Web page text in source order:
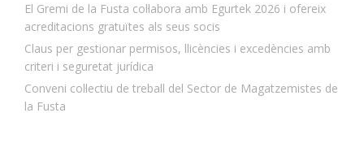
El Gremi de la Fusta col·labora amb Egurtek 2026 i ofereix
acreditacions gratuïtes als seus socis
Claus per gestionar permisos, llicències i excedències amb
criteri i seguretat jurídica
Conveni col·lectiu de treball del Sector de Magatzemistes de
la Fusta